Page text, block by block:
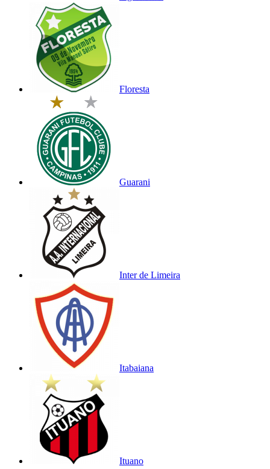
Floresta
Guarani
Inter de Limeira
Itabaiana
Ituano